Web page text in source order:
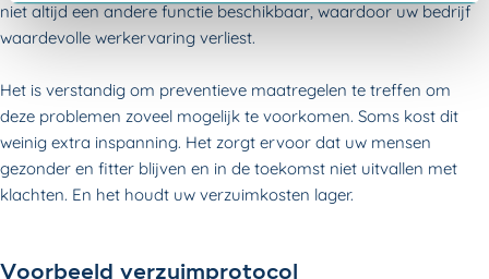
niet altijd een andere functie beschikbaar, waardoor uw bedrijf
waardevolle werkervaring verliest.
Het is verstandig om preventieve maatregelen te treffen om
deze problemen zoveel mogelijk te voorkomen. Soms kost dit
weinig extra inspanning. Het zorgt ervoor dat uw mensen
gezonder en fitter blijven en in de toekomst niet uitvallen met
klachten. En het houdt uw verzuimkosten lager.
Voorbeeld verzuimprotocol